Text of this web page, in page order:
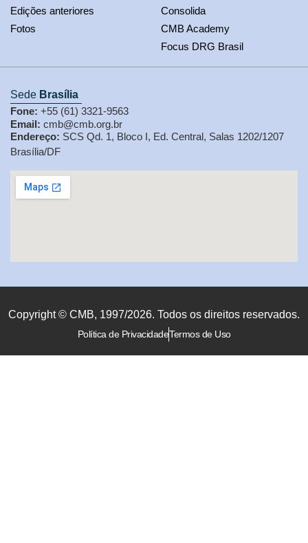
Edições anteriores
Fotos
Consolida
CMB Academy
Focus DRG Brasil
Sede Brasília
Fone: +55 (61) 3321-9563
Email: cmb@cmb.org.br
Endereço: SCS Qd. 1, Bloco I, Ed. Central, Salas 1202/1207
Brasília/DF
Copyright © CMB, 1997/2026. Todos os direitos reservados.
Política de PrivacidadeTermos de Uso